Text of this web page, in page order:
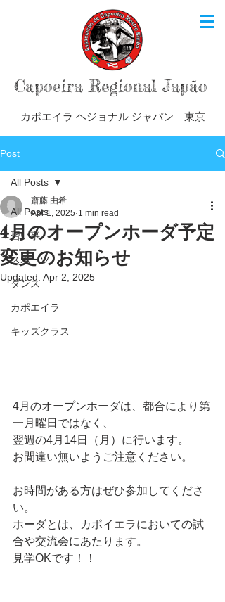
Capoeira Regional Japão
カポエイラ ヘジョナル ジャパン 東京
Post
All Posts
習い事
スポーツ
ダンス
カポエイラ
キッズクラス
All Posts
4月のオープンホーダ予定
変更のお知らせ
齋藤 由希
Apr 1, 2025 1 min read
Updated: Apr 2, 2025
4月のオープンホーダは、都合により第
一月曜日ではなく、
翌週の4月14日（月）に行います。
お間違い無いようご注意ください。
お時間がある方はぜひ参加してくださ
い。
ホーダとは、カポイエラにおいての試
合や交流会にあたります。
見学OKです！！